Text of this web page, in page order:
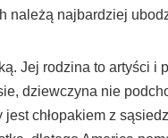
należą najbardziej
Jej rodzina to artyści i
dziewczyna nie
jest chłopakiem z